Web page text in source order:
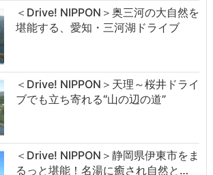
＜Drive! NIPPON＞奥三河の大自然を
堪能する、愛知・三河湖ドライブ
＜Drive! NIPPON＞天理～桜井ドライ
ブでも立ち寄れる“山の辺の道”
＜Drive! NIPPON＞静岡県伊東市をま
るっと堪能！名湯に癒され自然と…